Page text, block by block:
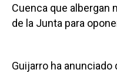
Cuenca que albergan
de la Junta para
Guijarro ha anunciado